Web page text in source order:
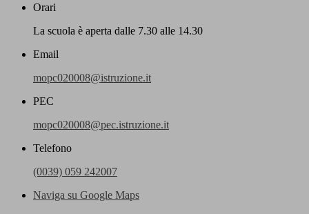
Orari
La scuola è aperta dalle 7.30 alle 14.30
Email
mopc020008@istruzione.it
PEC
mopc020008@pec.istruzione.it
Telefono
(0039) 059 242007
Naviga su Google Maps